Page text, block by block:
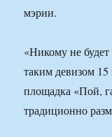
мэрии.
«Никому не
таким девизом
площадка «Пой,
традиционно